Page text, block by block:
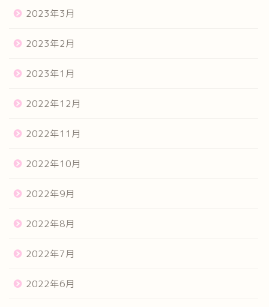
2023年3月
2023年2月
2023年1月
2022年12月
2022年11月
2022年10月
2022年9月
2022年8月
2022年7月
2022年6月